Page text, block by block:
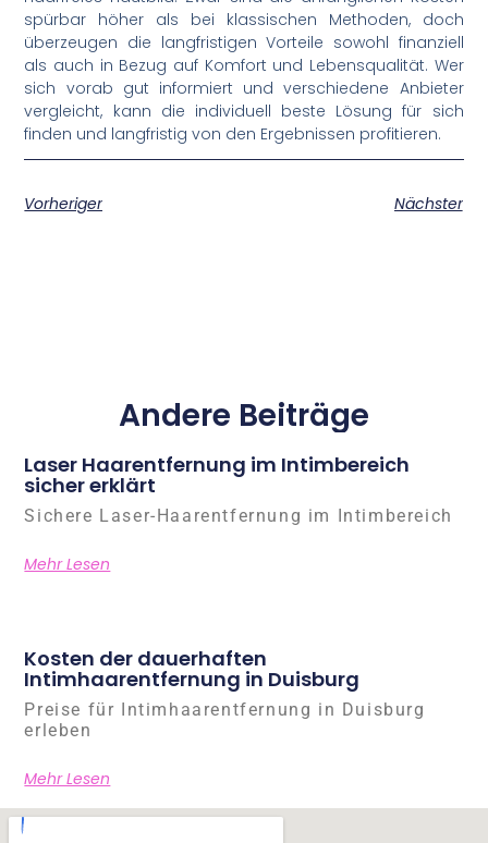
spürbar höher als bei klassischen Methoden, doch
überzeugen die langfristigen Vorteile sowohl finanziell
als auch in Bezug auf Komfort und Lebensqualität. Wer
sich vorab gut informiert und verschiedene Anbieter
vergleicht, kann die individuell beste Lösung für sich
finden und langfristig von den Ergebnissen profitieren.
Vorheriger Nächster
Andere Beiträge
Laser Haarentfernung im Intimbereich
sicher erklärt
Sichere Laser-Haarentfernung im Intimbereich
Mehr Lesen
Kosten der dauerhaften
Intimhaarentfernung in Duisburg
Preise für Intimhaarentfernung in Duisburg
erleben
Mehr Lesen